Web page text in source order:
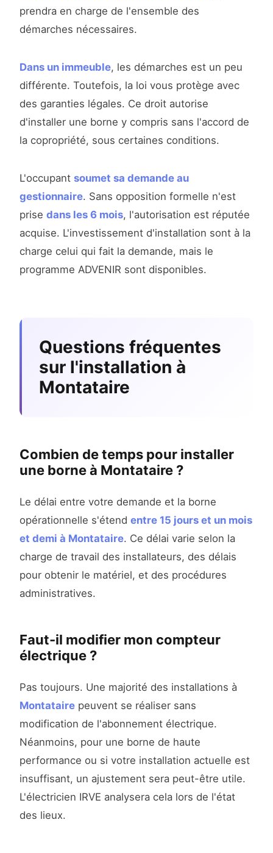
prendra en charge de l'ensemble des
démarches nécessaires.
Dans un immeuble, les démarches est un peu
différente. Toutefois, la loi vous protège avec
des garanties légales. Ce droit autorise
d'installer une borne y compris sans l'accord de
la copropriété, sous certaines conditions.
L'occupant soumet sa demande au
gestionnaire. Sans opposition formelle n'est
prise dans les 6 mois, l'autorisation est réputée
acquise. L'investissement d'installation sont à la
charge celui qui fait la demande, mais le
programme ADVENIR sont disponibles.
Questions fréquentes
sur l'installation à
Montataire
Combien de temps pour installer
une borne à Montataire ?
Le délai entre votre demande et la borne
opérationnelle s'étend entre 15 jours et un mois
et demi à Montataire. Ce délai varie selon la
charge de travail des installateurs, des délais
pour obtenir le matériel, et des procédures
administratives.
Faut-il modifier mon compteur
électrique ?
Pas toujours. Une majorité des installations à
Montataire peuvent se réaliser sans
modification de l'abonnement électrique.
Néanmoins, pour une borne de haute
performance ou si votre installation actuelle est
insuffisant, un ajustement sera peut-être utile.
L'électricien IRVE analysera cela lors de l'état
des lieux.